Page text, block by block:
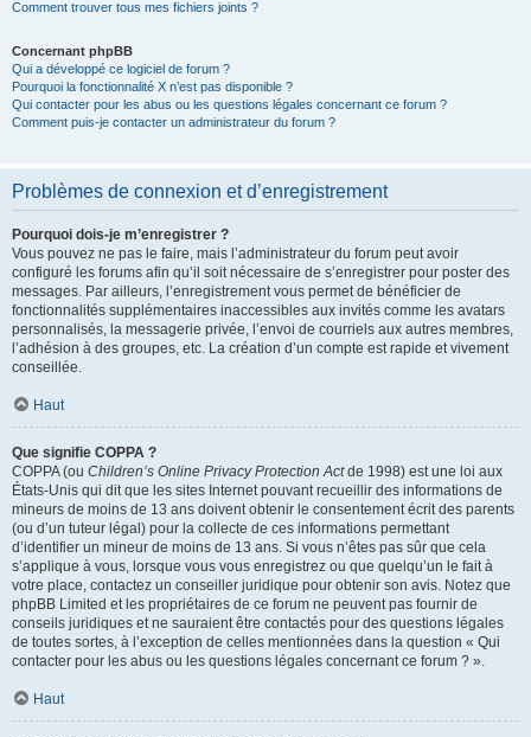
Comment trouver tous mes fichiers joints ?
Concernant phpBB
Qui a développé ce logiciel de forum ?
Pourquoi la fonctionnalité X n’est pas disponible ?
Qui contacter pour les abus ou les questions légales concernant ce forum ?
Comment puis-je contacter un administrateur du forum ?
Problèmes de connexion et d’enregistrement
Pourquoi dois-je m’enregistrer ?
Vous pouvez ne pas le faire, mais l’administrateur du forum peut avoir
configuré les forums afin qu’il soit nécessaire de s’enregistrer pour poster des
messages. Par ailleurs, l’enregistrement vous permet de bénéficier de
fonctionnalités supplémentaires inaccessibles aux invités comme les avatars
personnalisés, la messagerie privée, l’envoi de courriels aux autres membres,
l’adhésion à des groupes, etc. La création d’un compte est rapide et vivement
conseillée.
Haut
Que signifie COPPA ?
COPPA (ou Children’s Online Privacy Protection Actde 1998) est une loi aux
États-Unis qui dit que les sites Internet pouvant recueillir des informations de
mineurs de moins de 13 ans doivent obtenir le consentement écrit des parents
(ou d’un tuteur légal) pour la collecte de ces informations permettant
d’identifier un mineur de moins de 13 ans. Si vous n’êtes pas sûr que cela
s’applique à vous, lorsque vous vous enregistrez ou que quelqu’un le fait à
votre place, contactez un conseiller juridique pour obtenir son avis. Notez que
phpBB Limited et les propriétaires de ce forum ne peuvent pas fournir de
conseils juridiques et ne sauraient être contactés pour des questions légales
de toutes sortes, à l’exception de celles mentionnées dans la question « Qui
contacter pour les abus ou les questions légales concernant ce forum ? ».
Haut